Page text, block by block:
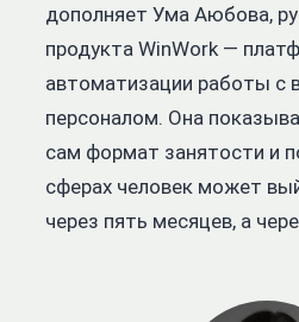
дополняет Ума Аюбова,
продукта WinWork —
автоматизации работы с
персоналом. Она
сам формат занятости и
сферах человек может
через пять месяцев, а